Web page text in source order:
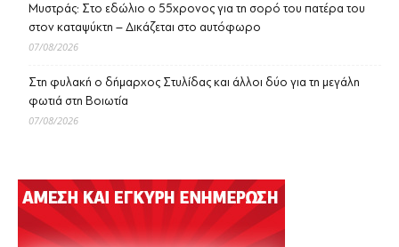
Μυστράς: Στο εδώλιο ο 55χρονος για τη σορό του πατέρα του
στον καταψύκτη – Δικάζεται στο αυτόφωρο
07/08/2026
Στη φυλακή ο δήμαρχος Στυλίδας και άλλοι δύο για τη μεγάλη
φωτιά στη Βοιωτία
07/08/2026